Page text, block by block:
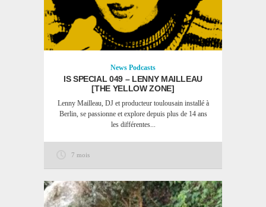
News Podcasts
IS SPECIAL 049 – LENNY MAILLEAU
[THE YELLOW ZONE]
Lenny Mailleau, DJ et producteur toulousain installé à
Berlin, se passionne et explore depuis plus de 14 ans
les différentes...
7 mois